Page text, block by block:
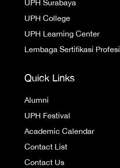
UPH Surabaya
UPH College
UPH Learning Center
Lembaga Sertifikasi Profesi
Quick Links
Alumni
UPH Festival
Academic Calendar
Contact List
Contact Us